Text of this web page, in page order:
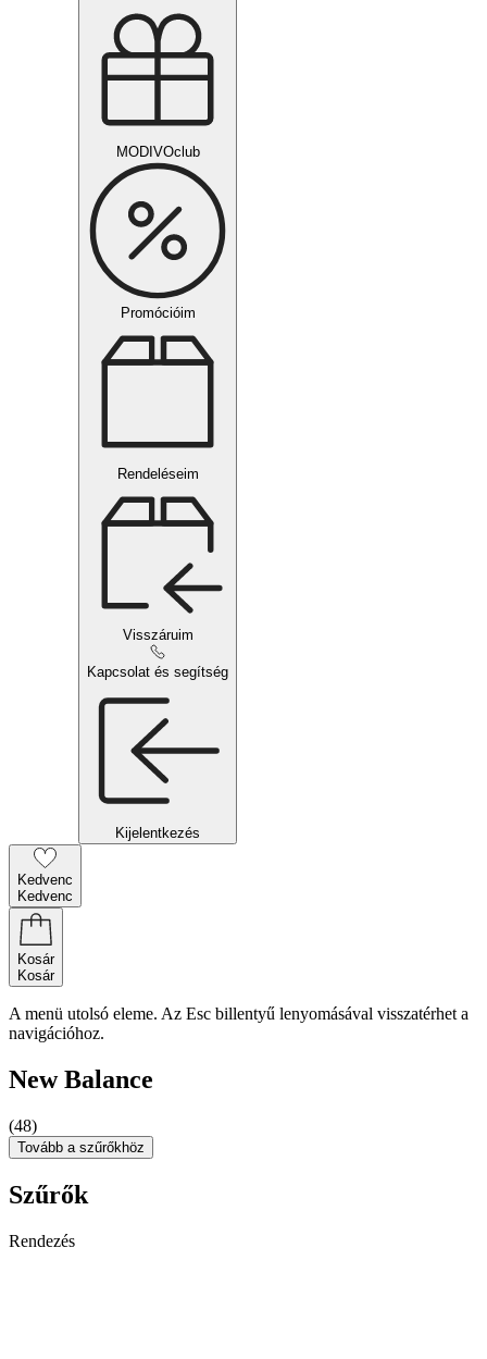
MODIVOclub
Promócióim
Rendeléseim
Visszáruim
Kapcsolat és segítség
Kijelentkezés
Kedvenc
Kedvenc
Kosár
Kosár
A menü utolsó eleme. Az Esc billentyű lenyomásával visszatérhet a
navigációhoz.
New Balance
(48)
Tovább a szűrőkhöz
Szűrők
Rendezés